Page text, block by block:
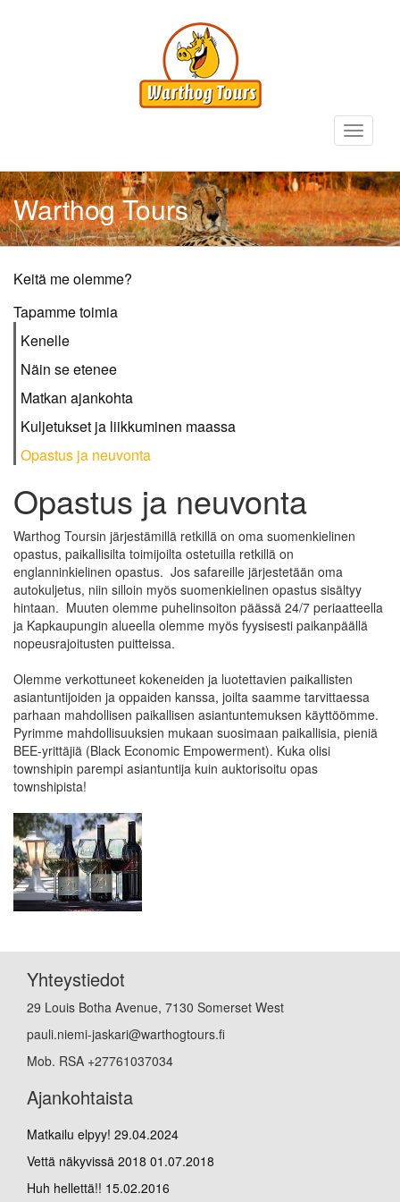
Toggle
Warthog Tours
Sidebar
Submenus
Keitä me olemme?
Tapamme toimia
Kenelle
Näin se etenee
Matkan ajankohta
Kuljetukset ja liikkuminen maassa
Opastus ja neuvonta
Opastus ja neuvonta
Warthog Toursin järjestämillä retkillä on oma suomenkielinen
opastus, paikallisilta toimijoilta ostetuilla retkillä on
englanninkielinen opastus. Jos safareille järjestetään oma
autokuljetus, niin silloin myös suomenkielinen opastus sisältyy
hintaan. Muuten olemme puhelinsoiton päässä 24/7 periaatteella
ja Kapkaupungin alueella olemme myös fyysisesti paikanpäällä
nopeusrajoitusten puitteissa.
Olemme verkottuneet kokeneiden ja luotettavien paikallisten
asiantuntijoiden ja oppaiden kanssa, joilta saamme tarvittaessa
parhaan mahdollisen paikallisen asiantuntemuksen käyttöömme.
Pyrimme mahdollisuuksien mukaan suosimaan paikallisia, pieniä
BEE-yrittäjiä (Black Economic Empowerment). Kuka olisi
townshipin parempi asiantuntija kuin auktorisoitu opas
townshipista!
Yhteystiedot
29 Louis Botha Avenue, 7130 Somerset West
pauli.niemi-jaskari@warthogtours.fi
Mob. RSA +27761037034
Ajankohtaista
Matkailu elpyy! 29.04.2024
Vettä näkyvissä 2018 01.07.2018
Huh hellettä!! 15.02.2016